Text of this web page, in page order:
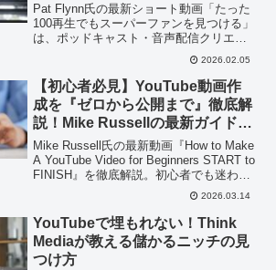
訣
Pat Flynn氏の最新ショート動画「たった
100再生でもスーパーファンを見つける」
は、ポッドキャスト・音声配信クリエイ
ターが数字のプレッシャーから解放さ
れ、真のファンと繋がるための貴重なヒ
ントを提供します。
2026.02.05
【初心者必見】YouTube動画作
成を『ゼロから公開まで』徹底解
説！Mike Russellの最新ガイドを
深掘り
Mike Russell氏の最新動画『How to Make
A YouTube Video for Beginners START to
FINISH』を徹底解説。初心者でも迷わず
YouTube動画を制作できる具体的なステ
ップとRiverside.fm活用術を紹介します。
2026.03.14
YouTubeで埋もれない！Think
Mediaが教える儲かるニッチの見
つけ方